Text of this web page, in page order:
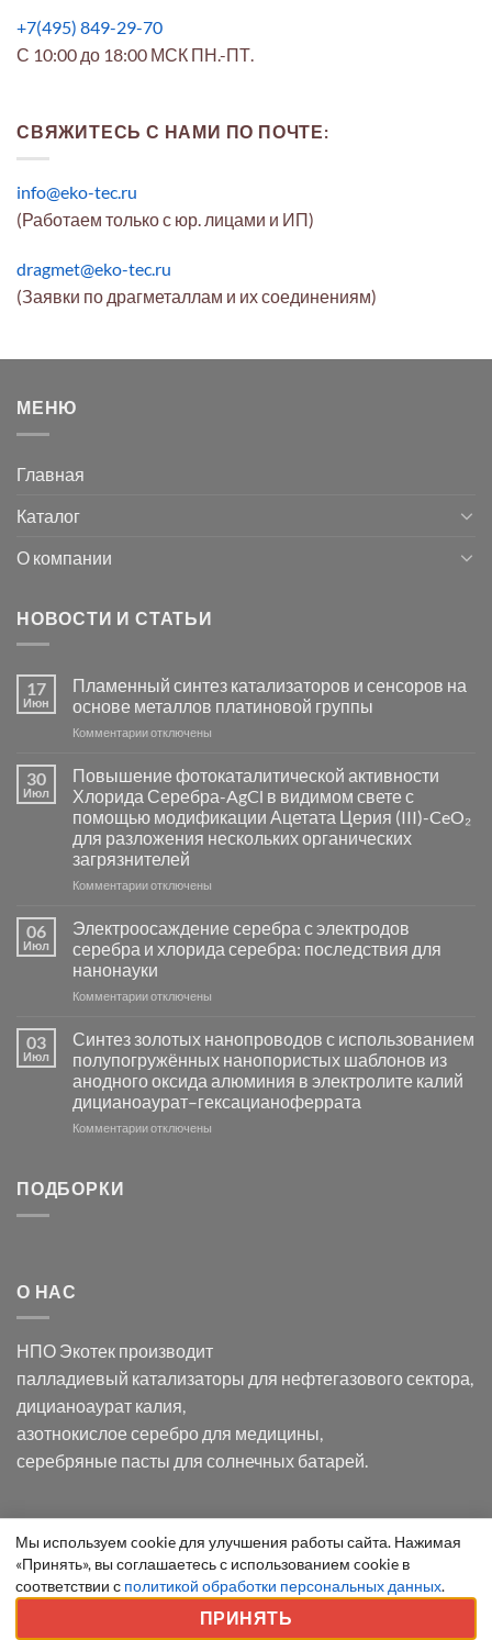
+7(495) 849-29-70
С 10:00 до 18:00 МСК ПН.-ПТ.
СВЯЖИТЕСЬ С НАМИ ПО ПОЧТЕ:
info@eko-tec.ru
(Работаем только с юр. лицами и ИП)
dragmet@eko-tec.ru
(Заявки по драгметаллам и их соединениям)
МЕНЮ
Главная
Каталог
О компании
НОВОСТИ И СТАТЬИ
17
Июн
Пламенный синтез катализаторов и сенсоров на
основе металлов платиновой группы
Комментариик
Пламенный
синтез
катализаторов
и
сенсоров
на
основе
группы
отключены
30
Июл
Повышение фотокаталитической активности
Хлорида Серебра-AgCl в видимом свете с
помощью модификации Ацетата Церия (III)-CeO₂
для разложения нескольких органических
загрязнителей
Комментариик
фотокаталитической
активности
Хлорида
Серебра-
в
видимом
свете
с
помощью
модификации
отключены
06
Июл
Электроосаждение серебра с электродов
серебра и хлорида серебра: последствия для
нанонауки
Комментариик
серебра
с
электродов
серебра
и
отключены
03
Июл
Синтез золотых нанопроводов с использованием
полупогружённых нанопористых шаблонов из
анодного оксида алюминия в электролите калий
дицианоаурат–гексацианоферрата
Комментариик
оксида
в
электролите
калий
дицианоаурат–
гексацианоферрата
отключены
ПОДБОРКИ
О НАС
НПО Экотек производит
палладиевый катализаторы для нефтегазового сектора,
дицианоаурат калия,
азотнокислое серебро для медицины,
серебряные пасты для солнечных батарей.
ООО "Экотек" 2026 ©Внимание! Все указанные сведения
приведены как справочная информация и не являются
публичной офертой, определяемой положениями статьи 437
ГК РФ
Уведомление
о
cookie
Мы используем cookie для улучшения работы сайта. Нажимая
«Принять», вы соглашаетесь с использованием cookie в
соответствии с политикой обработки персональных данных.
ПРИНЯТЬ